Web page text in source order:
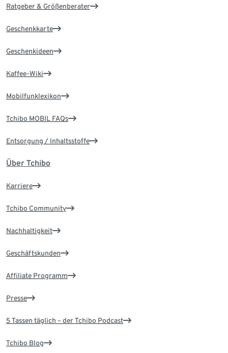
Ratgeber & Größenberater
Geschenkkarte
Geschenkideen
Kaffee-Wiki
Mobilfunklexikon
Tchibo MOBIL FAQs
Entsorgung / Inhaltsstoffe
Über Tchibo
Karriere
Tchibo Community
Nachhaltigkeit
Geschäftskunden
Affiliate Programm
Presse
5 Tassen täglich – der Tchibo Podcast
Tchibo Blog